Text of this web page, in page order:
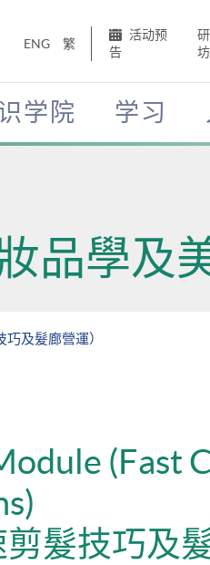
ENG 繁
活动预
告
坊
学院 学习
品學及
及髮廊營運）
(Fast
髮技巧及